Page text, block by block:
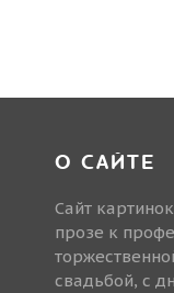
О САЙТЕ
Сайт
прозе к
свадьбой, с